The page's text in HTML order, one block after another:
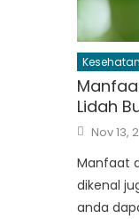
Kesehatan
Lidah
Posted
on
Nov 13,
Manfaat
dikenal
anda